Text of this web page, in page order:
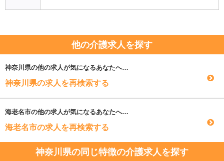
他の介護求人を探す
神奈川県の他の求人が気になるあなたへ…
神奈川県の求人を再検索する
海老名市の他の求人が気になるあなたへ…
海老名市の求人を再検索する
神奈川県の同じ特徴の介護求人を探す